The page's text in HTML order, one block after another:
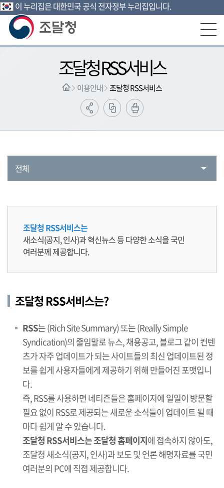
본문영역 바로가기
메인메뉴 바로가기
하단링크 바로가기
이 누리집은 대한민국 공식 전자정부 누리집입니다.
조달청 RSS서비스
이용안내 조달청 RSS서비스
전체
조달청 RSS서비스는
새소식(공지, 인사)과 혁신뉴스 등 다양한 소식을 국민
여러분께 제공합니다.
조달청 RSS서비스는?
RSS는 (Rich Site Summary) 또는 (Really Simple
Syndication)의 줄임말로 뉴스, 채용공고, 블로그 같이 컨텐
츠가 자주 업데이트가 되는 사이트들의 최신 업데이트된 정
보를 쉽게 사용자들에게 제공하기 위해 만들어진 포맷입니
다.
즉, RSS를 사용하면 네티즌들은 홈페이지에 일일이 방문할
필요 없이 RSS로 제공되는 새로운 소식들이 업데이트 될 때
마다 쉽게 알 수 있습니다.
조달청 RSS서비스는 조달청 홈페이지에 접속하지 않아도,
조달청 새소식(공지, 인사)과 보도 및 언론 해명자료를 국민
여러분의 PC에 직접 제공합니다.